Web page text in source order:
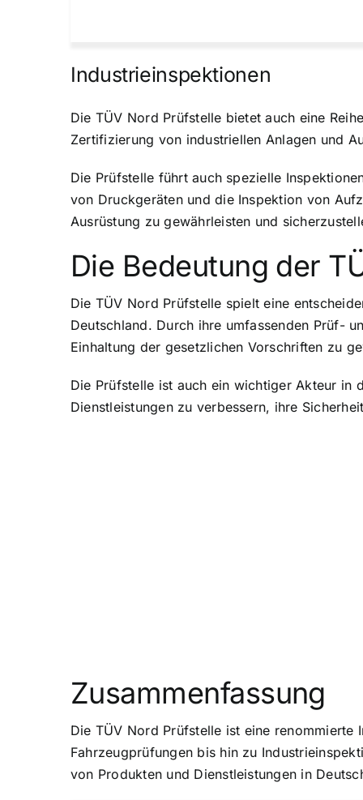
Industrieinspektionen
Die TÜV Nord Prüfstelle bietet auch eine
Zertifizierung von industriellen Anlagen und
Die Prüfstelle führt auch spezielle
von Druckgeräten und die Inspektion von
Ausrüstung zu gewährleisten und
Die Bedeutung der
Die TÜV Nord Prüfstelle spielt eine
Deutschland. Durch ihre umfassenden Prüf-
Einhaltung der gesetzlichen Vorschriften zu
Die Prüfstelle ist auch ein wichtiger Akteur in
Dienstleistungen zu verbessern, ihre
Zusammenfassung
Die TÜV Nord Prüfstelle ist eine
Fahrzeugprüfungen bis hin zu
von Produkten und Dienstleistungen in